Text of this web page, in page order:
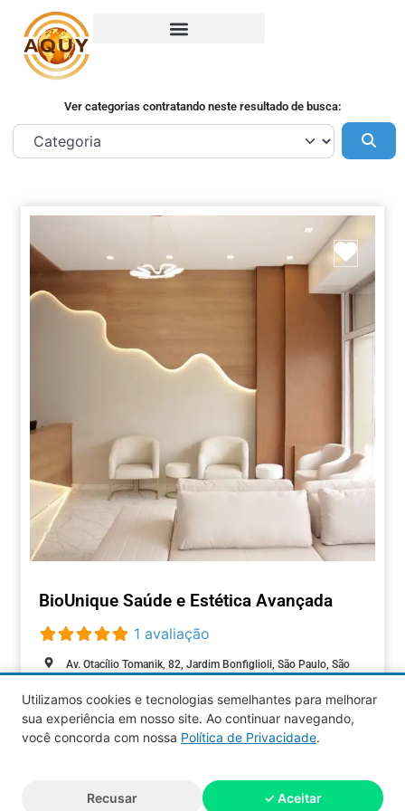
Ver categorias contratando neste resultado de busca:
BioUnique Saúde e Estética Avançada
1 avaliação
Av. Otacílio Tomanik, 82, Jardim Bonfiglioli, São Paulo, São
BELEZA Aberto agora:
reservados.
Utilizamos cookies e tecnologias semelhantes para melhorar
sua experiência em nosso site. Ao continuar navegando,
você concorda com nossa Política de Privacidade.
Recusar ✓ Aceitar